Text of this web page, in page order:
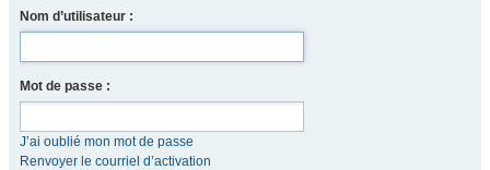
Nom d’utilisateur :
Mot de passe :
J’ai oublié mon mot de passe
Renvoyer le courriel d’activation